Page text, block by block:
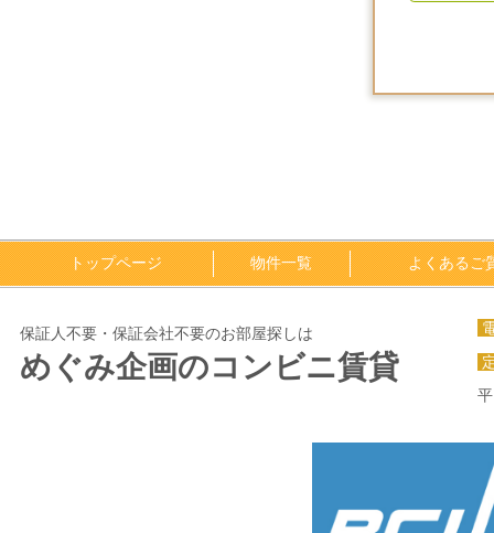
トップページ 物件一覧 よくあるご
保証人不要・保証会社不要のお部屋探しは
めぐみ企画のコンビニ賃貸